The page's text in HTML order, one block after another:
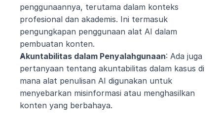
penggunaannya, terutama dalam konteks
profesional dan akademis. Ini termasuk
pengungkapan penggunaan alat AI dalam
pembuatan konten.
Akuntabilitas dalam Penyalahgunaan: Ada juga
pertanyaan tentang akuntabilitas dalam kasus di
mana alat penulisan AI digunakan untuk
menyebarkan misinformasi atau menghasilkan
konten yang berbahaya.